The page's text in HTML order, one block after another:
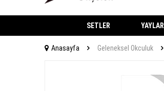
SETLER YAYLAR
Anasayfa Geleneksel Okculuk